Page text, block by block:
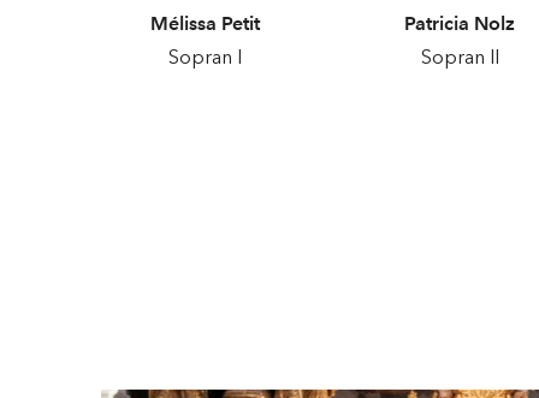
Mélissa Petit
Sopran I
Patricia Nolz
Sopran II